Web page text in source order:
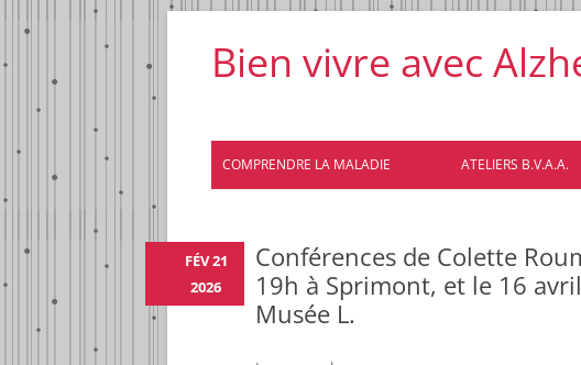
Bien vivre avec
COMPRENDRE LA MALADIE ATELIERS B.V.A.A.
Conférences de Colette
19h à Sprimont, et le 16
Musée L.
FÉV 21
2026